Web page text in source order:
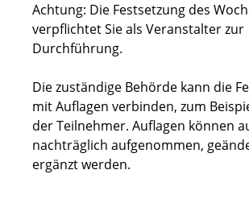
Achtung: Die Festsetzung des
verpflichtet Sie als Veranstalter zur
Durchführung.
Die zuständige Behörde kann die
mit Auflagen verbinden, zum
der Teilnehmer. Auflagen können
nachträglich aufgenommen,
ergänzt werden.